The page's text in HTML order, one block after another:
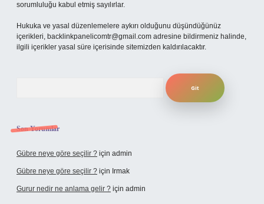
sorumluluğu kabul etmiş sayılırlar.
Hukuka ve yasal düzenlemelere aykırı olduğunu düşündüğünüz
içerikleri, backlinkpanelicomtr@gmail.com adresine bildirmeniz halinde,
ilgili içerikler yasal süre içerisinde sitemizden kaldırılacaktır.
Son Yorumlar
Gübre neye göre seçilir ? için admin
Gübre neye göre seçilir ? için Irmak
Gurur nedir ne anlama gelir ? için admin